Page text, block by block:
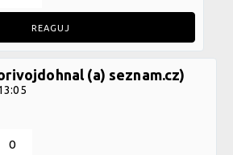
REAGUJ
(a) seznam.cz)
0